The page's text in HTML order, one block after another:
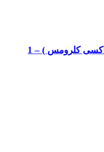
سبزآور – کوپراکسی کلراید ( اکسی کلرومس ) – 1